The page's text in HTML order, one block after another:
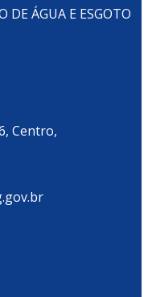
DE ÁGUA E ESGOTO
Centro,